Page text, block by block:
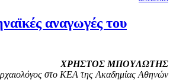
αναγωγές του
XPHΣTOΣ MΠOYΛΩTHΣ
στο KEΑ της Ακαδημίας Αθηνών